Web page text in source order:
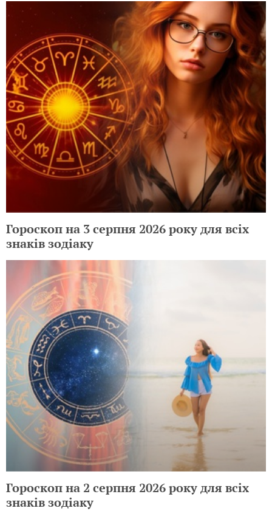
Гороскоп на 3 серпня 2026 року для всіх
знаків зодіаку
Гороскоп на 2 серпня 2026 року для всіх
знаків зодіаку